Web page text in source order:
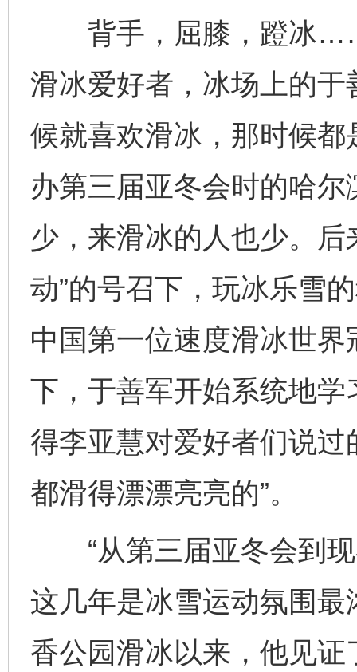
背手，屈膝，蹬冰……
滑冰爱好者，冰场上的于
候就喜欢滑冰，那时候都
办第三届亚冬会时的哈
少，来滑冰的人也少。
动”的号召下，玩冰乐雪
中国第一位速度滑冰世
下，于善军开始系统地
得李亚慧对爱好者们说
都滑得漂漂亮亮的”。
“从第三届亚冬会到现
这几年是冰雪运动氛围
香公园滑冰以来，他见